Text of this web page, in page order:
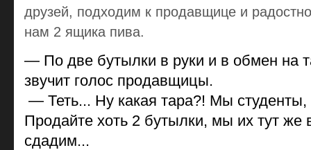
друзей, подходим к продавщице и
нам 2 ящика пива.
— По две бутылки в руки и в обмен на
звучит голос продавщицы.
— Теть... Hу какая тара?! Мы студенты,
Продайте хоть 2 бутылки, мы их тут же
сдадим...